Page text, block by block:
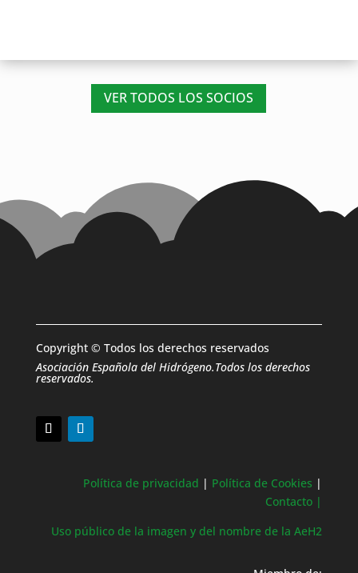
VER TODOS LOS SOCIOS
Copyright © Todos los derechos reservados
Asociación Española del Hidrógeno.Todos los derechos
reservados.
Política de privacidad | Política de Cookies |
Contacto |
Uso público de la imagen y del nombre de la AeH2